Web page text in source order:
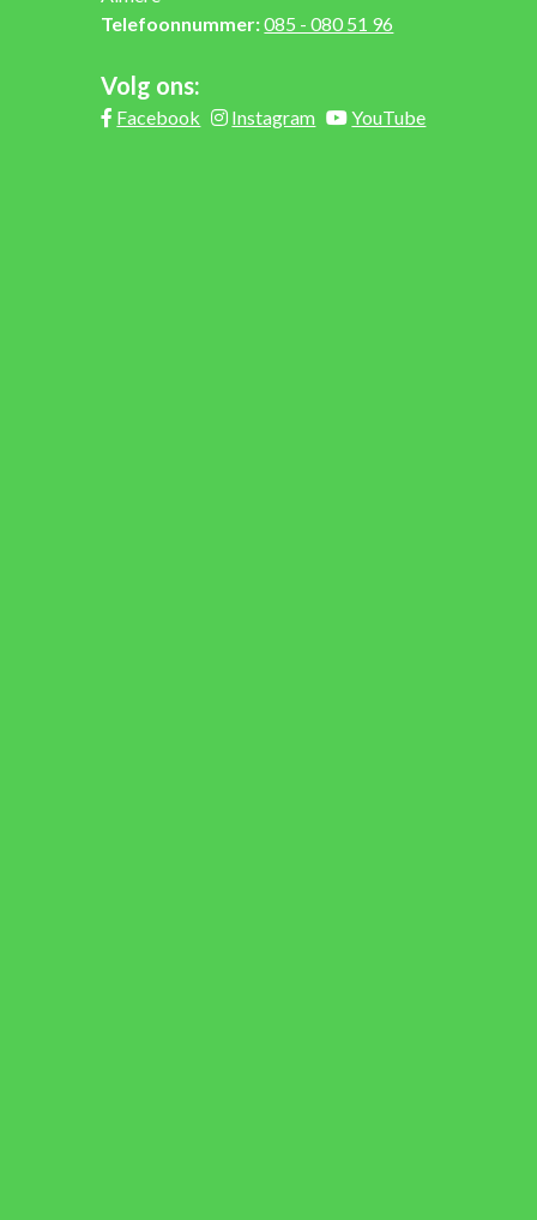
Telefoonnummer:085 - 080 51 96
Volg ons:
Facebook Instagram YouTube